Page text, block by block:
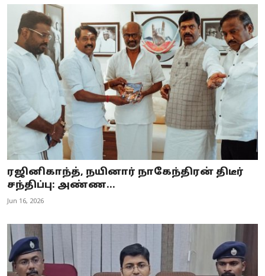
ரஜினிகாந்த், நயினார் நாகேந்திரன் திடீர்
சந்திப்பு: அண்ண...
Jun 16, 2026